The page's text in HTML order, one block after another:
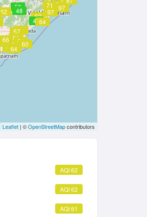
54
48
49
66
71
62
60
61
50
52
64
97
61
64
65
57
97
Leaflet | ©OpenStreetMapcontributors
AQI 62
AQI 62
AQI 61